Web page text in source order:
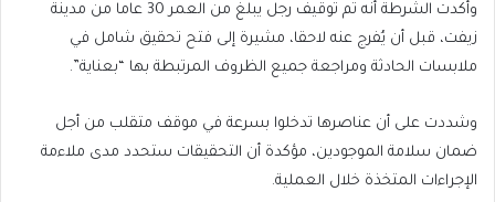
وأكدت الشرطة أنه تم توقيف رجل يبلغ من العمر 30 عاما من مدينة
زيفت، قبل أن يُفرج عنه لاحقا، مشيرة إلى فتح تحقيق شامل في
ملابسات الحادثة ومراجعة جميع الظروف المرتبطة بها “بعناية”.
وشددت على أن عناصرها تدخلوا بسرعة في موقف متقلب من أجل
ضمان سلامة الموجودين، مؤكدة أن التحقيقات ستحدد مدى ملاءمة
الإجراءات المتخذة خلال العملية.